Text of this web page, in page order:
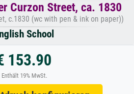
Curzon Street, ca. 1830
c.1830 (wc with pen & ink on paper))
School
153.90
Enthält 19% MwSt.